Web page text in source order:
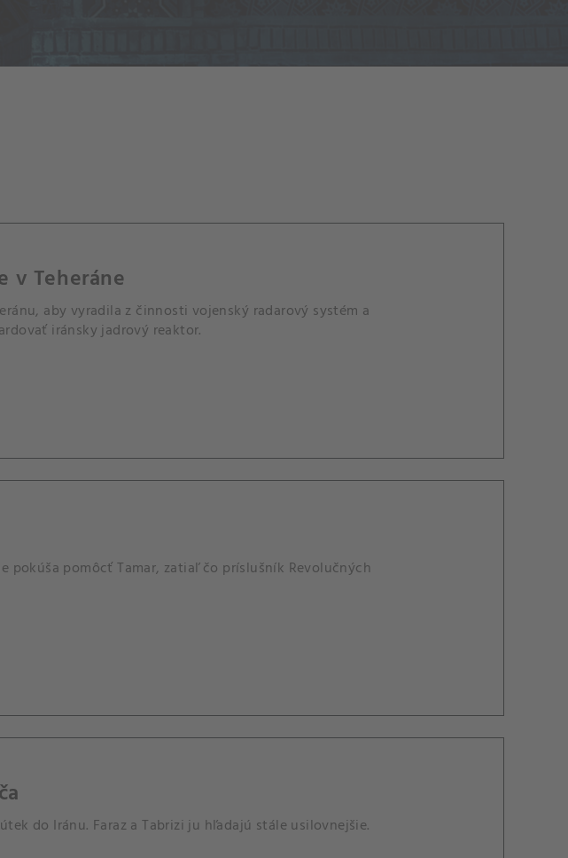
v Teheráne
aby vyradila z činnosti vojenský radarový systém a
iránsky jadrový reaktor.
pokúša pomôcť Tamar, zatiaľ čo príslušník Revolučných
do Iránu. Faraz a Tabrizi ju hľadajú stále usilovnejšie.